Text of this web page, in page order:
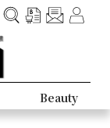
Beauty